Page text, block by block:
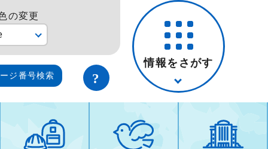
の変更
ジ番号検索
情報をさがす